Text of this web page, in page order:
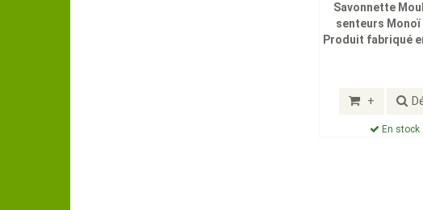
Savonnette
senteurs Monoï
Produit fabriqué
+
En stock